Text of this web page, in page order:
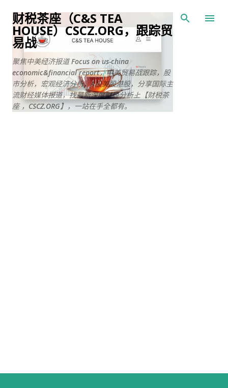
跳至主要内容
财税茶座（C&S TEA
HOUSE）CSCZ.ORG，跟踪贸
易战
聚焦中美经济报道 Focus on us-china
economic&financial report，中美贸易战跟踪，股
市分析，宏观经济分析，A股美股港股，分享国际主
流财经媒体报道，找最新深度财经分析上【财税茶
座 ，CSCZ.ORG】，一站在手全都有。